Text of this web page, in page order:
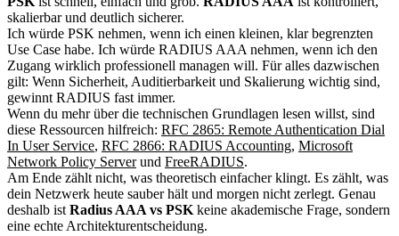
skalierbar und deutlich sicherer.
Ich würde PSK nehmen, wenn ich einen kleinen, klar begrenzten
Use Case habe. Ich würde RADIUS AAA nehmen, wenn ich den
Zugang wirklich professionell managen will. Für alles dazwischen
gilt: Wenn Sicherheit, Auditierbarkeit und Skalierung wichtig sind,
gewinnt RADIUS fast immer.
Wenn du mehr über die technischen Grundlagen lesen willst, sind
diese Ressourcen hilfreich: RFC 2865: Remote Authentication Dial
In User Service, RFC 2866: RADIUS Accounting, Microsoft
Network Policy Serverund FreeRADIUS.
Am Ende zählt nicht, was theoretisch einfacher klingt. Es zählt, was
dein Netzwerk heute sauber hält und morgen nicht zerlegt. Genau
deshalb ist Radius AAA vs PSK keine akademische Frage, sondern
eine echte Architekturentscheidung.